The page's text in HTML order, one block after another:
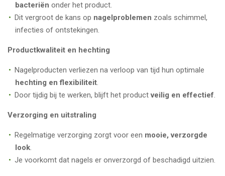
bacteriën onder het product.
Dit vergroot de kans op nagelproblemen zoals schimmel,
infecties of ontstekingen.
Productkwaliteit en hechting
Nagelproducten verliezen na verloop van tijd hun optimale
hechting en flexibiliteit.
Door tijdig bij te werken, blijft het productveilig en effectief.
Verzorging en uitstraling
Regelmatige verzorging zorgt voor een mooie, verzorgde
look.
Je voorkomt dat nagels er onverzorgd of beschadigd uitzien.